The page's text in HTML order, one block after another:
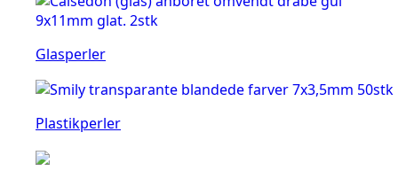
Glasperler
Plastikperler